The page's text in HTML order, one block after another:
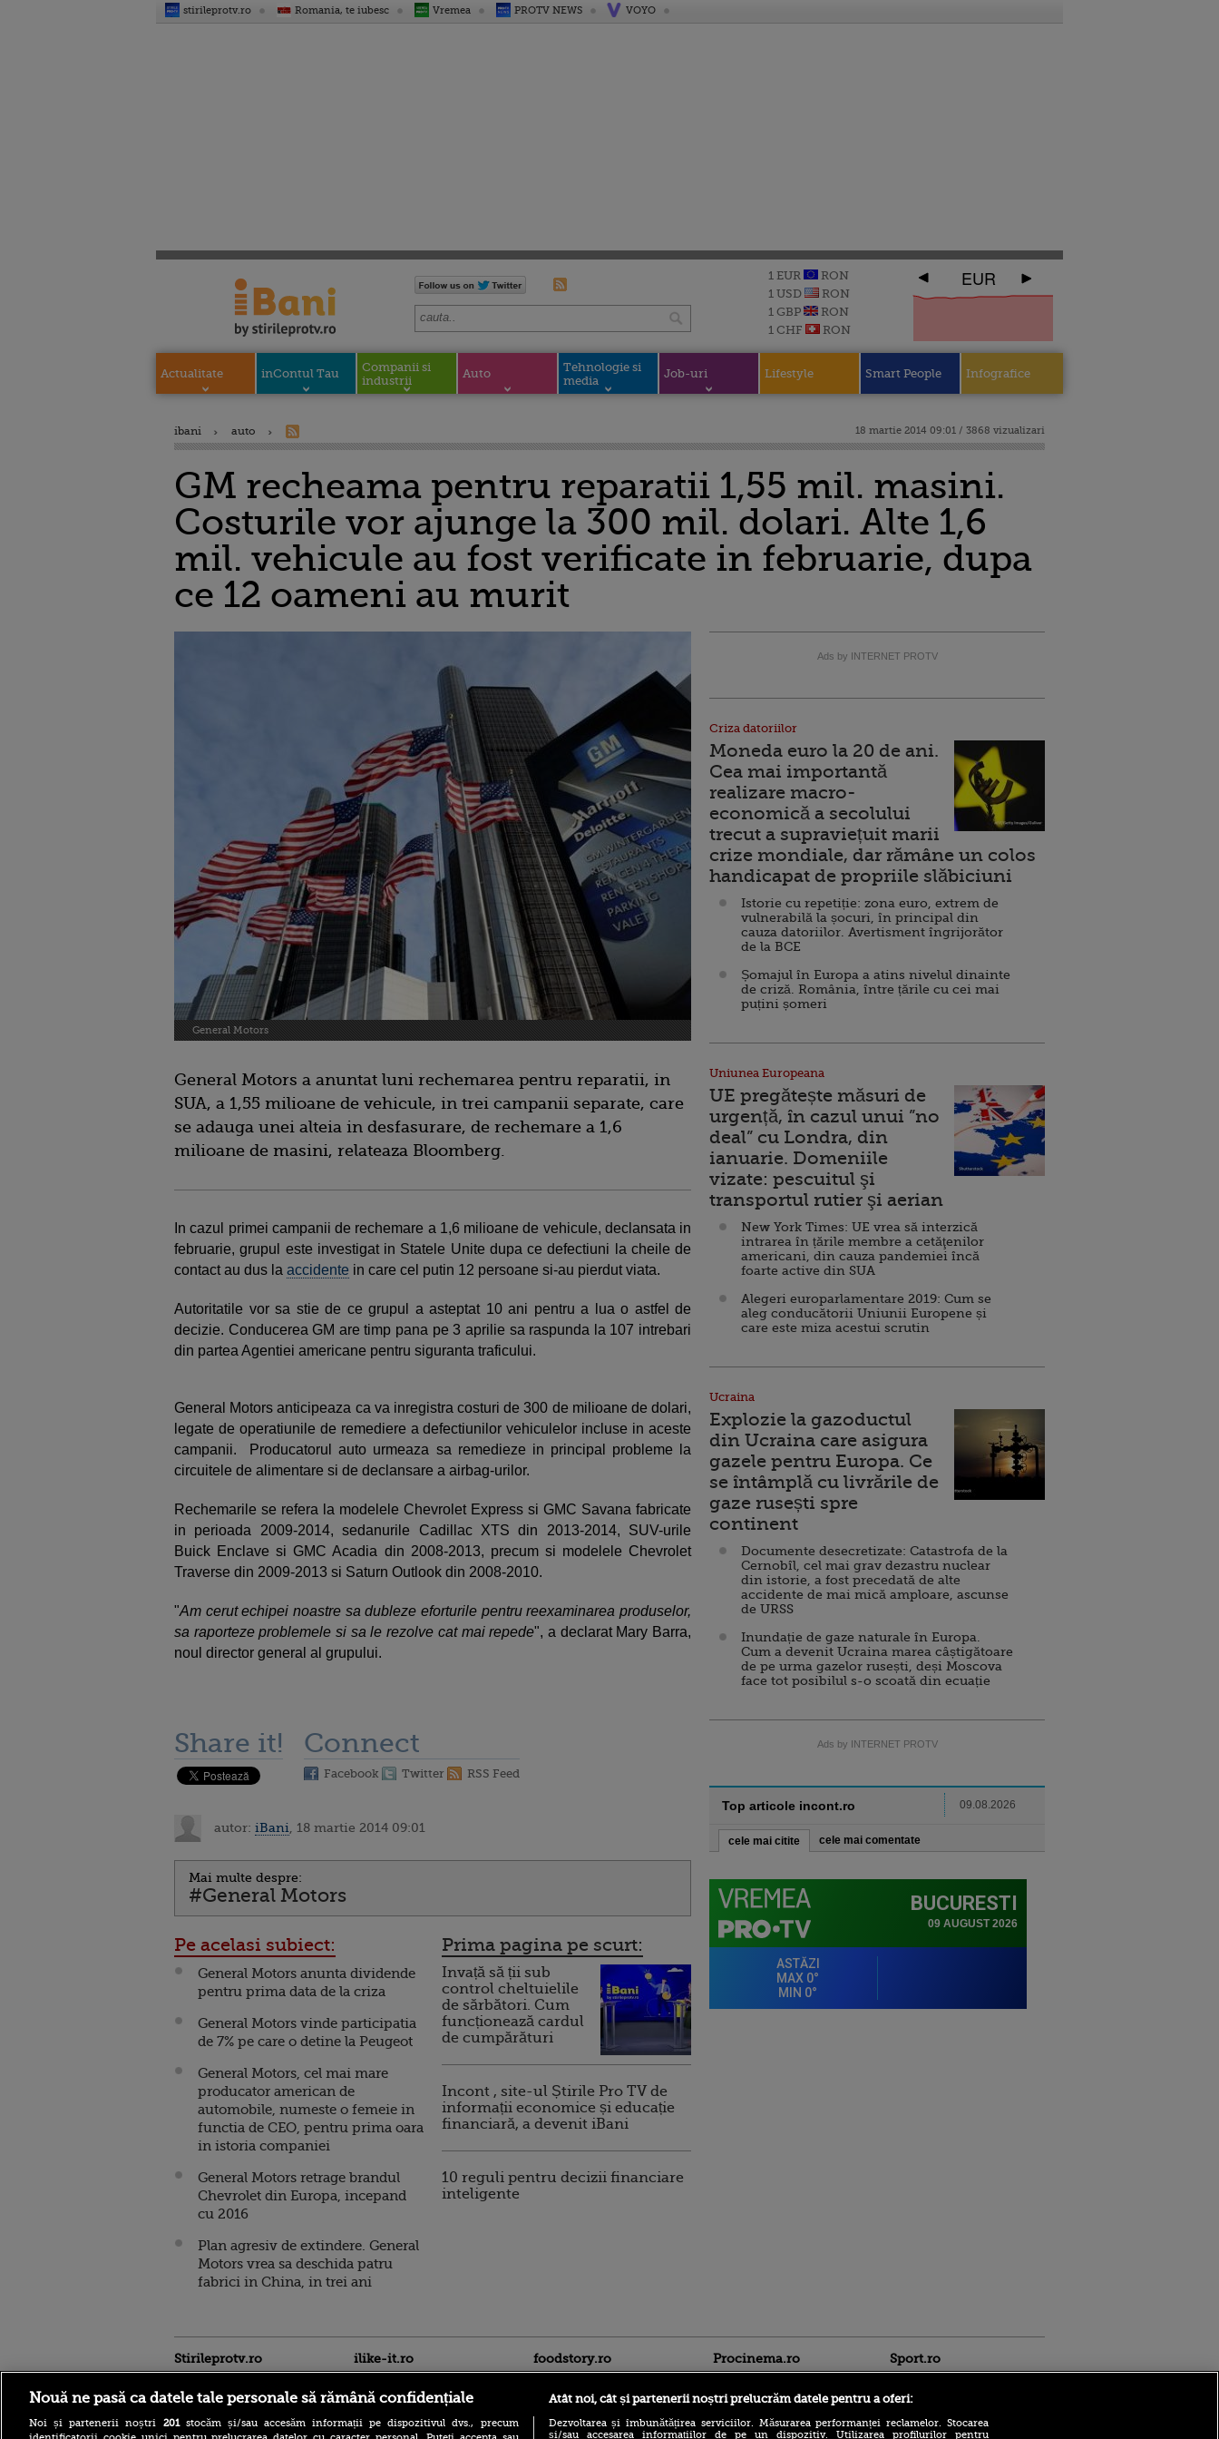
stirileprotv.ro Romania, te iubesc Vremea PROTV NEWS VOYO
1 EUR
RON
1 USD
RON
1 GBP
RON
1 CHF
RON
EUR
Actualitate inContul Tau
Companii si
industrii
Auto
Tehnologie si
media
Job-uri Lifestyle Smart People Infografice
ibani auto 18 martie 2014 09:01 / 3868 vizualizari
GM recheama pentru reparatii 1,55 mil. masini.
Costurile vor ajunge la 300 mil. dolari. Alte 1,6
mil. vehicule au fost verificate in februarie, dupa
ce 12 oameni au murit
General Motors
General Motors a anuntat luni rechemarea pentru reparatii, in
SUA, a 1,55 milioane de vehicule, in trei campanii separate, care
se adauga unei alteia in desfasurare, de rechemare a 1,6
milioane de masini, relateaza Bloomberg.
In cazul primei campanii de rechemare a 1,6 milioane de vehicule, declansata in
februarie, grupul este investigat in Statele Unite dupa ce defectiuni la cheile de
contact au dus la accidente in care cel putin 12 persoane si-au pierdut viata.
Autoritatile vor sa stie de ce grupul a asteptat 10 ani pentru a lua o astfel de
decizie. Conducerea GM are timp pana pe 3 aprilie sa raspunda la 107 intrebari
din partea Agentiei americane pentru siguranta traficului.
General Motors anticipeaza ca va inregistra costuri de 300 de milioane de dolari,
legate de operatiunile de remediere a defectiunilor vehiculelor incluse in aceste
campanii. Producatorul auto urmeaza sa remedieze in principal probleme la
circuitele de alimentare si de declansare a airbag-urilor.
Rechemarile se refera la modelele Chevrolet Express si GMC Savana fabricate
in perioada 2009-2014, sedanurile Cadillac XTS din 2013-2014, SUV-urile
Buick Enclave si GMC Acadia din 2008-2013, precum si modelele Chevrolet
Traverse din 2009-2013 si Saturn Outlook din 2008-2010.
"Am cerut echipei noastre sa dubleze eforturile pentru reexaminarea produselor,
sa raporteze problemele si sa le rezolve cat mai repede", a declarat Mary Barra,
noul director general al grupului.
Share it! Connect
Facebook Twitter RSS Feed
autor: iBani , 18 martie 2014 09:01
Mai multe despre:
#General Motors
Pe acelasi subiect:
General Motors anunta dividende
pentru prima data de la criza
General Motors vinde participatia
de 7% pe care o detine la Peugeot
General Motors, cel mai mare
producator american de
automobile, numeste o femeie in
functia de CEO, pentru prima oara
in istoria companiei
General Motors retrage brandul
Chevrolet din Europa, incepand
cu 2016
Plan agresiv de extindere. General
Motors vrea sa deschida patru
fabrici in China, in trei ani
Prima pagina pe scurt:
Invață să ții sub
control cheltuielile
de sărbători. Cum
funcționează cardul
de cumpărături
Incont , site-ul Știrile Pro TV de
informații economice și educație
financiară, a devenit iBani
10 reguli pentru decizii financiare
inteligente
Ads by INTERNET PROTV
Criza datoriilor
Moneda euro la 20 de ani.
Cea mai importantă
realizare macro-
economică a secolului
trecut a supraviețuit marii
crize mondiale, dar rămâne un colos
handicapat de propriile slăbiciuni
Istorie cu repetiție: zona euro, extrem de
vulnerabilă la șocuri, în principal din
cauza datoriilor. Avertisment îngrijorător
de la BCE
Șomajul în Europa a atins nivelul dinainte
de criză. România, între țările cu cei mai
puțini șomeri
Uniunea Europeana
UE pregătește măsuri de
urgență, în cazul unui ”no
deal” cu Londra, din
ianuarie. Domeniile
vizate: pescuitul şi
transportul rutier şi aerian
New York Times: UE vrea să interzică
intrarea în țările membre a cetăţenilor
americani, din cauza pandemiei încă
foarte active din SUA
Alegeri europarlamentare 2019: Cum se
aleg conducătorii Uniunii Europene și
care este miza acestui scrutin
Ucraina
Explozie la gazoductul
din Ucraina care asigura
gazele pentru Europa. Ce
se întâmplă cu livrările de
gaze rusești spre
continent
Documente desecretizate: Catastrofa de la
Cernobîl, cel mai grav dezastru nuclear
din istorie, a fost precedată de alte
accidente de mai mică amploare, ascunse
de URSS
Inundație de gaze naturale în Europa.
Cum a devenit Ucraina marea câștigătoare
de pe urma gazelor rusești, deși Moscova
face tot posibilul s-o scoată din ecuație
Ads by INTERNET PROTV
Top articole incont.ro 09.08.2026
cele mai citite cele mai comentate
Stirileprotv.ro ilike-it.ro foodstory.ro Procinema.ro Sport.ro
Nouă ne pasă ca datele tale personale să rămână confidențiale
Noi și partenerii noștri 201stocăm și/sau accesăm informații pe dispozitivul dvs., precum
Atât noi, cât și partenerii noștri prelucrăm datele pentru a oferi:
Dezvoltarea și îmbunătățirea serviciilor. Măsurarea performanței reclamelor. Stocarea
și/sau accesarea informațiilor de pe un dispozitiv. Utilizarea profilurilor pentru